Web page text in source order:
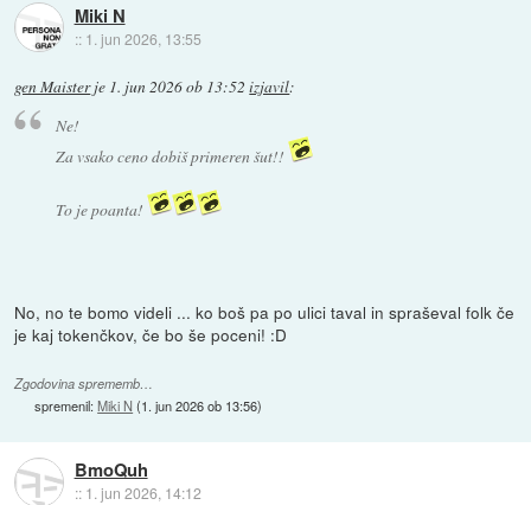
Miki N
:: 1. jun 2026, 13:55
gen Maisterje 1. jun 2026 ob 13:52 izjavil:
Ne!
Za vsako ceno dobiš primeren šut!!
To je poanta!
No, no te bomo videli ... ko boš pa po ulici taval in spraševal folk če
je kaj tokenčkov, če bo še poceni! :D
Zgodovina sprememb…
spremenil:Miki N (1. jun 2026 ob 13:56)
BmoQuh
:: 1. jun 2026, 14:12